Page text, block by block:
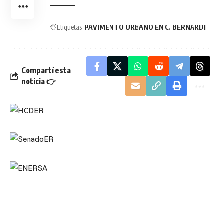
Etiquetas: PAVIMENTO URBANO EN C. BERNARDI
Compartí esta
noticia 👉